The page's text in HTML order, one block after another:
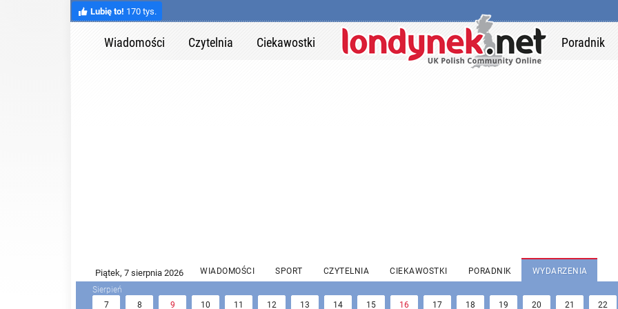
Lubię to! 170 tys.
Wiadomości Czytelnia Ciekawostki Poradnik
WIADOMOŚCI SPORT CZYTELNIA CIEKAWOSTKI PORADNIK WYDARZENIA
7 8 9 10 11 12 13 14 15 16 17 18 19 20 21 22